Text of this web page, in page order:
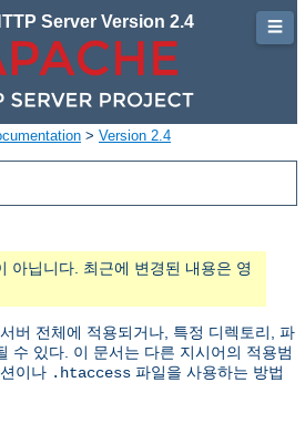
Server Version 2.4
> Version 2.4
아닙니다. 최근에 변경된 내용은 영
버 전체에 적용되거나, 특정 디렉토리, 파
수 있다. 이 문서는 다른 지시어의 적용범
이나 .htaccess 파일을 사용하는 방법
☰